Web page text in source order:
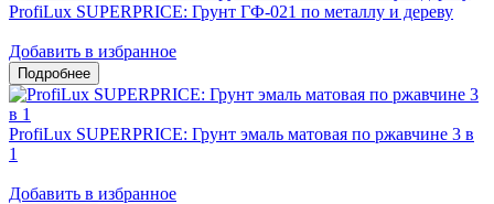
ProfiLux SUPERPRICE: Грунт ГФ-021 по металлу и дереву
Добавить в избранное
ProfiLux SUPERPRICE: Грунт эмаль матовая по ржавчине 3 в
1
Добавить в избранное